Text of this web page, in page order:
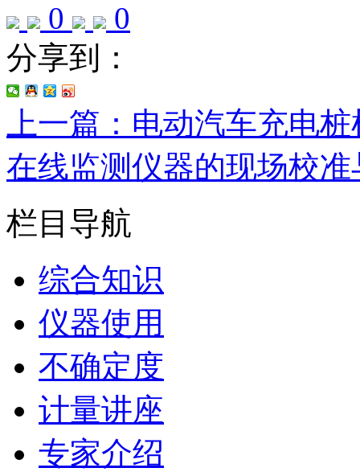
0
0
分享到：
上一篇：电动汽车充电
在线监测仪器的现场校
栏目导航
综合知识
仪器使用
不确定度
计量讲座
专家介绍